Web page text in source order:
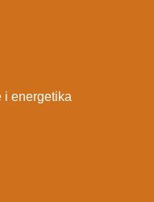
i energetika